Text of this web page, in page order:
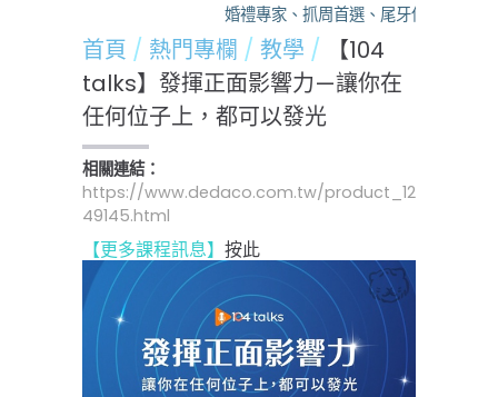
婚禮專家、抓周首選、尾牙保證，凡美
首頁 熱門專欄 教學
【104
talks】發揮正面影響力—讓你在
任何位子上，都可以發光
相關連結：
https://www.dedaco.com.tw/product_12
49145.html
【更多課程訊息】 按此